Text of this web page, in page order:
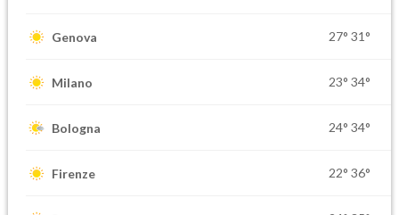
Genova 27° 31°
Milano 23° 34°
Bologna 24° 34°
Firenze 22° 36°